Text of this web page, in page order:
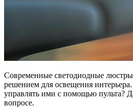
Современные светодиодные
решением для освещения
управлять ими с помощью пульта?
вопросе.